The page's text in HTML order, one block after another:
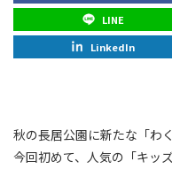
LINE
LinkedIn
秋の長居公園に新たな「わ
今回初めて、人気の「キッ